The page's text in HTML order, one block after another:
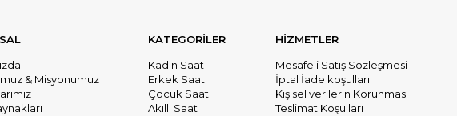
& Misyonumuz
KATEGORİLER
Kadın Saat
Erkek Saat
Çocuk Saat
Akıllı Saat
HİZMETLER
Mesafeli Satış Sözleşmesi
İptal İade koşulları
Kişisel verilerin Korunması
Teslimat Koşulları